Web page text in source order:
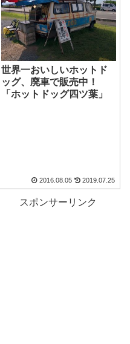
世界一おいしいホットド
ッグ、廃車で販売中！
「ホットドッグ四ツ葉」
2016.08.05 2019.07.25
スポンサーリンク